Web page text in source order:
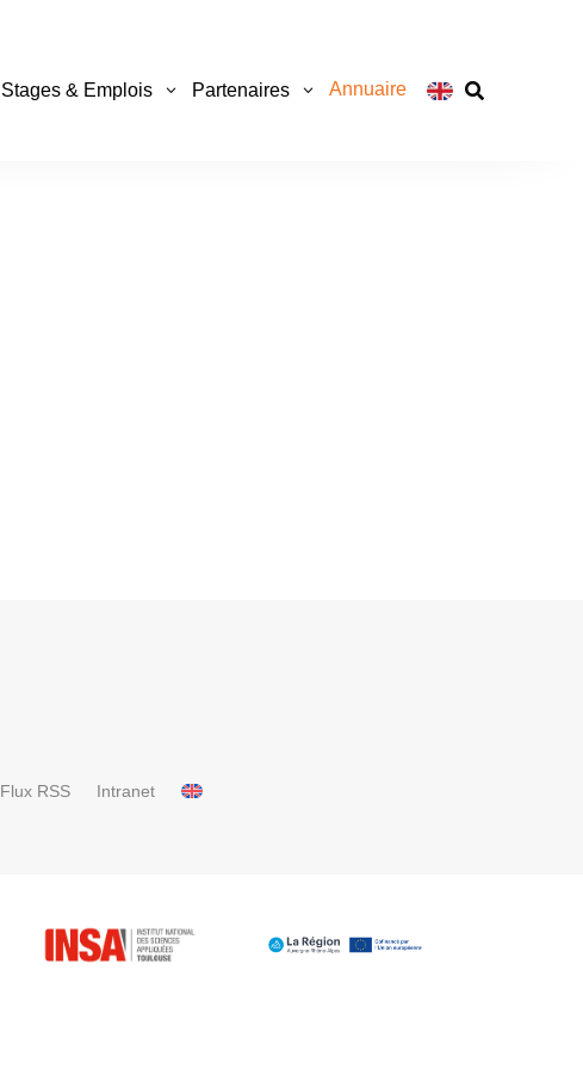
Stages & Emplois Partenaires Annuaire 
Flux RSS Intranet